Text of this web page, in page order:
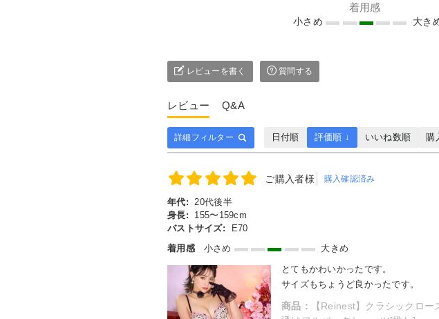
着用感
小さめ 大き
レビューを書く 質問する
レビュー Q&A
詳細フィルター 日付順 評価順 ↓ いいね数順 購
ご購入者様 購入確認済み
年代:
20代後半
身長:
155〜159cm
バストサイズ:
E70
着用感
小さめ
大きめ
とてもかわいかったです。
サイズもちょうど良かったです。
商品：
【Reinest】クラシックロ